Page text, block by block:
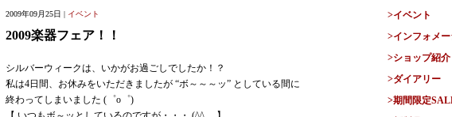
2009年09月25日 | イベント
2009楽器フェア！！
シルバーウィークは、いかがお過ごしでしたか！？
私は4日間、お休みをいただきましたが “ボ～～～ッ” としている間に
終わってしまいました (゜o゜)
>イベント
>インフォメ
>ショップ紹介
>ダイアリー
>期間限定